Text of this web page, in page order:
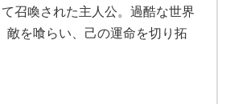
召喚された主人公。過酷な世界
敵を喰らい、己の運命を切り拓